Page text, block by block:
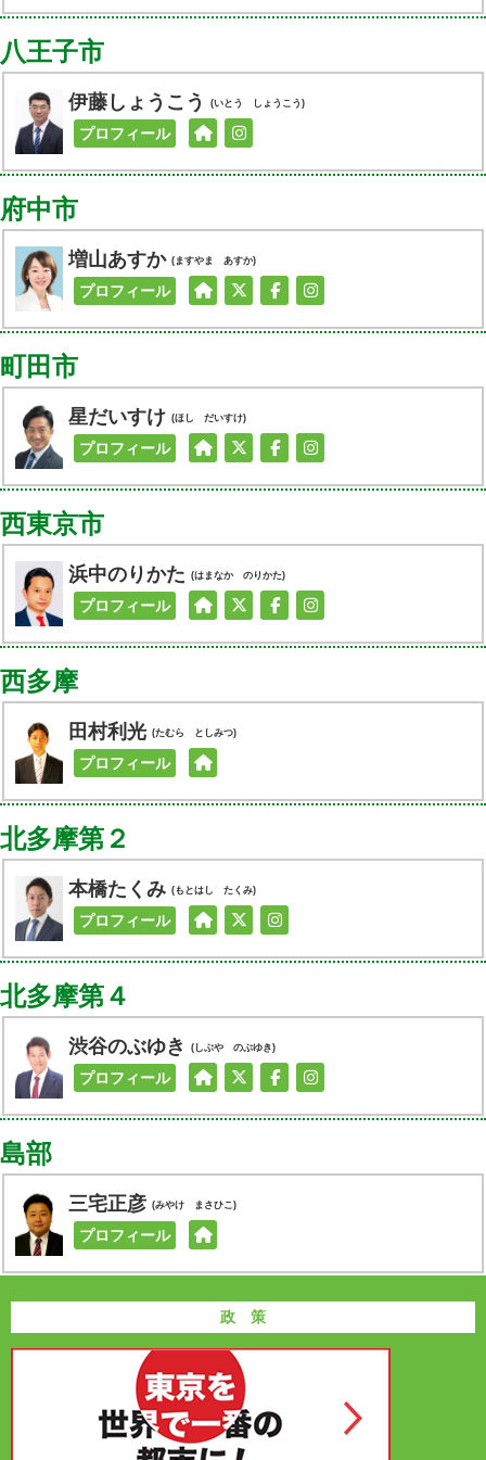
八王子市
伊藤しょうこう(いとう しょうこう)
プロフィール
府中市
増山あすか(ますやま あすか)
プロフィール
町田市
星だいすけ(ほし だいすけ)
プロフィール
西東京市
浜中のりかた(はまなか のりかた)
プロフィール
西多摩
田村利光(たむら としみつ)
プロフィール
北多摩第２
本橋たくみ(もとはし たくみ)
プロフィール
北多摩第４
渋谷のぶゆき(しぶや のぶゆき)
プロフィール
島部
三宅正彦(みやけ まさひこ)
プロフィール
政 策